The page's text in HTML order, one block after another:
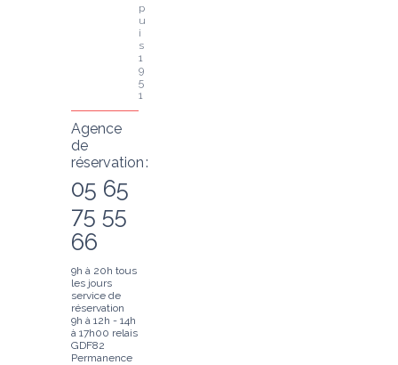
p
u
i
s
1
9
5
1
Agence
de
réservation :
05 65
75 55
66
9h à 20h tous
les jours
service de
réservation
9h à 12h - 14h
à 17h00 relais
GDF82
Permanence